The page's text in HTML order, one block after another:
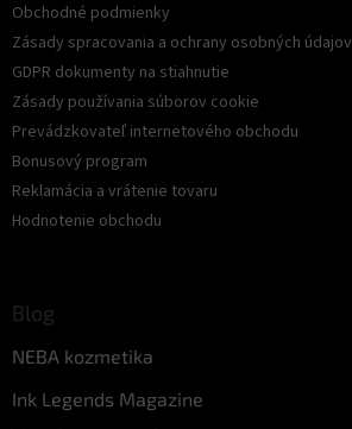
Obchodné podmienky
Zásady spracovania a ochrany osobných údajov
GDPR dokumenty na stiahnutie
Zásady používania súborov cookie
Prevádzkovateľ internetového obchodu
Bonusový program
Reklamácia a vrátenie tovaru
Hodnotenie obchodu
Blog
NEBA kozmetika
Ink Legends Magazine